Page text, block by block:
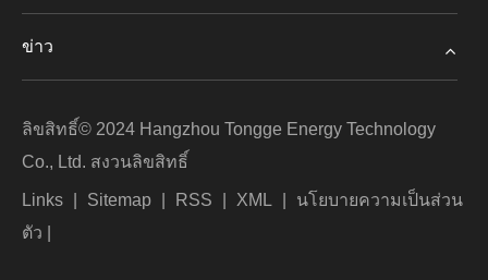
ข่าว
ลิขสิทธิ์© 2024 Hangzhou Tongge Energy Technology
Co., Ltd. สงวนลิขสิทธิ์
Links Sitemap RSS XML
นโยบายความเป็นส่วน
ตัว